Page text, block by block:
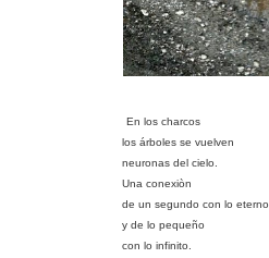
En los charcos
los árboles se vuelven
neuronas del cielo.
Una conexiòn
de un segundo con lo eterno
y de lo pequeño
con lo infinito.